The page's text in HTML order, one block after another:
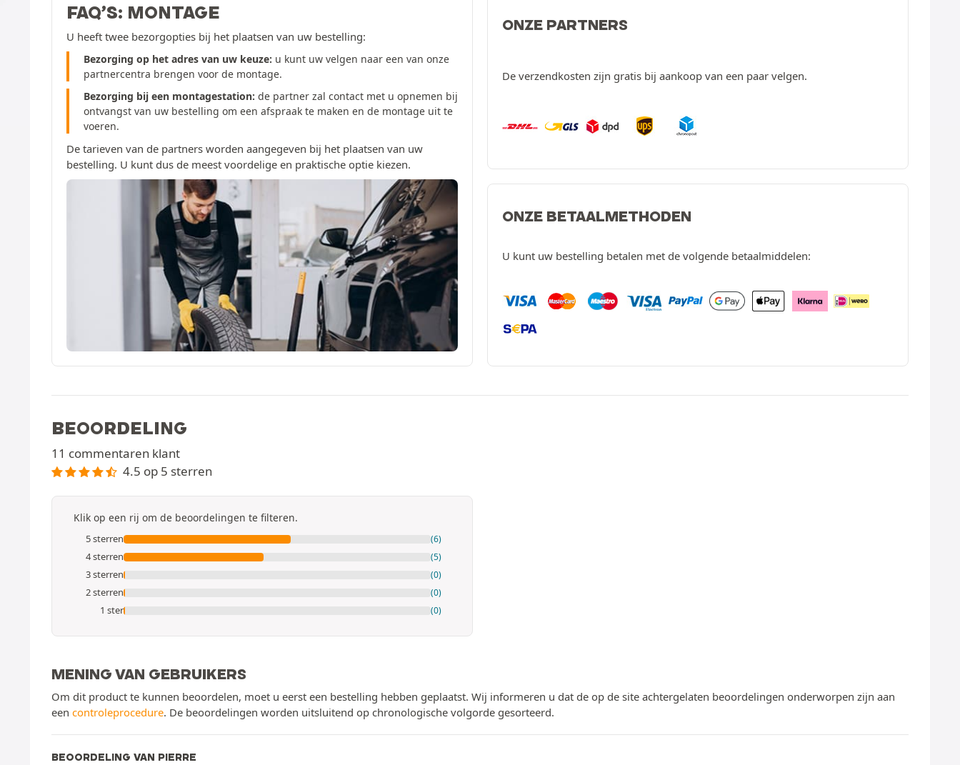
FAQ’S: MONTAGE
U heeft twee bezorgopties bij het plaatsen van uw bestelling:
Bezorging op het adres van uw keuze: u kunt uw velgen naar een van onze
partnercentra brengen voor de montage.
Bezorging bij een montagestation: de partner zal contact met u opnemen bij
ontvangst van uw bestelling om een afspraak te maken en de montage uit te
voeren.
De tarieven van de partners worden aangegeven bij het plaatsen van uw
bestelling. U kunt dus de meest voordelige en praktische optie kiezen.
ONZE PARTNERS
De verzendkosten zijn gratis bij aankoop van een paar velgen.
ONZE BETAALMETHODEN
U kunt uw bestelling betalen met de volgende betaalmiddelen:
BEOORDELING
11 commentaren klant
4.5 op 5 sterren
Klik op een rij om de beoordelingen te filteren.
5 sterren (6)
4 sterren (5)
3 sterren (0)
2 sterren (0)
1 ster (0)
MENING VAN GEBRUIKERS
Om dit product te kunnen beoordelen, moet u eerst een bestelling hebben geplaatst. Wij informeren u dat de op de site achtergelaten beoordelingen onderworpen zijn aan
een controleprocedure. De beoordelingen worden uitsluitend op chronologische volgorde gesorteerd.
BEOORDELING VAN PIERRE